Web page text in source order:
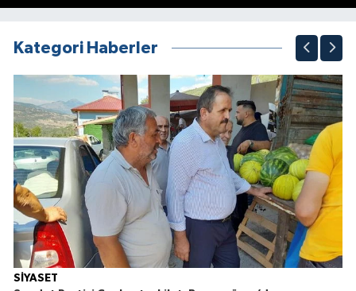
Kategori Haberler
SİYASET